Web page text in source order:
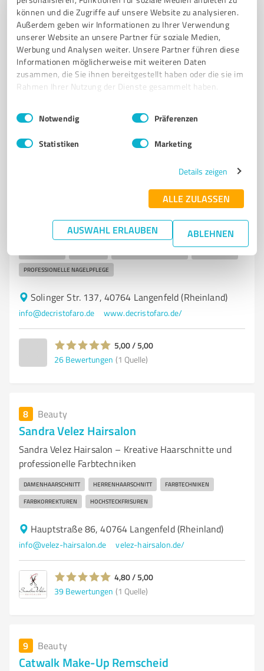
können und die Zugriffe auf unsere Website zu analysieren.
Außerdem geben wir Informationen zu Ihrer Verwendung
unserer Website an unsere Partner für soziale Medien,
Werbung und Analysen weiter. Unsere Partner führen diese
Informationen möglicherweise mit weiteren Daten
zusammen, die Sie ihnen bereitgestellt haben oder die sie im
Rahmen Ihrer Nutzung der Dienste gesammelt haben.
Impressum Datenschutzbestimmungen
Einwilligungsauswahl
Notwendig Präferenzen
Statistiken Marketing
Details zeigen
ALLE ZULASSEN
AUSWAHL ERLAUBEN ABLEHNEN
HOCHWERTIGE PRODUKTE INDIVIDUELLE BERATUNG ENTSPANNUNG
VERWÖHNERLEBNIS LA BIOSTHETIQUE
Theodor-Körner-Straße 1, 42853 Remscheid
Tel. 02191 929000
info@sabine-erber.de
sabine-erber.de/
4,90 / 5,00
Bewertungen
Nail Couture, Nail & Beauty – Professionelle Nagel-
und Beauty-Behandlungen
PROFESSIONELLE NAGELPFLEGE
Solinger Str. 137, 40764 Langenfeld (Rheinland)
info@decristofaro.de www.decristofaro.de/
5,00 / 5,00
26 Bewertungen (1 Quelle)
8 Beauty
Sandra Velez Hairsalon
Sandra Velez Hairsalon – Kreative Haarschnitte und
professionelle Farbtechniken
DAMENHAARSCHNITT HERRENHAARSCHNITT FARBTECHNIKEN
FARBKORREKTUREN HOCHSTECKFRISUREN
Hauptstraße 86, 40764 Langenfeld (Rheinland)
info@velez-hairsalon.de velez-hairsalon.de/
4,80 / 5,00
39 Bewertungen (1 Quelle)
9 Beauty
Catwalk Make-Up Remscheid